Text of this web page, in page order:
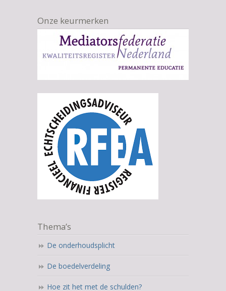
Onze keurmerken
Thema’s
De onderhoudsplicht
De boedelverdeling
Hoe zit het met de schulden?